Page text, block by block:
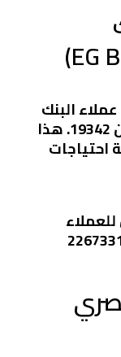
البنك
المصري الخليجي عبر الرقم الساخن 19342. هذا
احتياجات
الدولي +20 226733118